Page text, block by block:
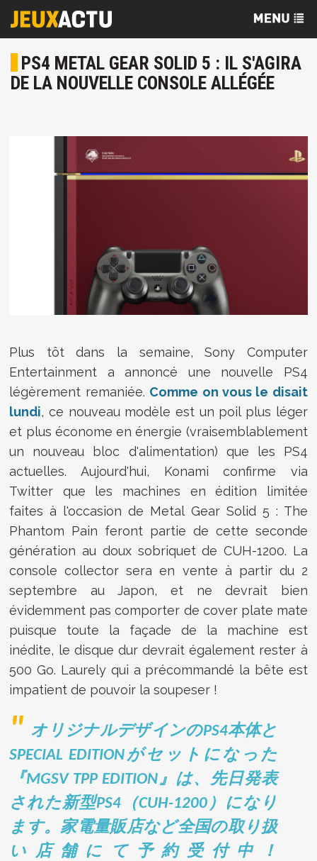
PS4 METAL GEAR SOLID 5 : IL S'AGIRA
DE LA NOUVELLE CONSOLE ALLÉGÉE
Plus tôt dans la semaine, Sony Computer
Entertainment a annoncé une nouvelle PS4
légèrement remaniée. Comme on vous le disait
lundi, ce nouveau modèle est un poil plus léger
et plus économe en énergie (vraisemblablement
un nouveau bloc d'alimentation) que les PS4
actuelles. Aujourd'hui, Konami confirme via
Twitter que les machines en édition limitée
faites à l'occasion de Metal Gear Solid 5 : The
Phantom Pain feront partie de cette seconde
génération au doux sobriquet de CUH-1200. La
console collector sera en vente à partir du 2
septembre au Japon, et ne devrait bien
évidemment pas comporter de cover plate mate
puisque toute la façade de la machine est
inédite, le disque dur devrait également rester à
500 Go. Laurely qui a précommandé la bête est
impatient de pouvoir la soupeser !
オリジナルデザインのPS4本体と
SPECIAL EDITIONがセットになった
『MGSV TPP EDITION』は、先日発表
された新型PS4（CUH-1200）になり
ます。家電量販店など全国の取り扱
い店舗にて予約受付中！